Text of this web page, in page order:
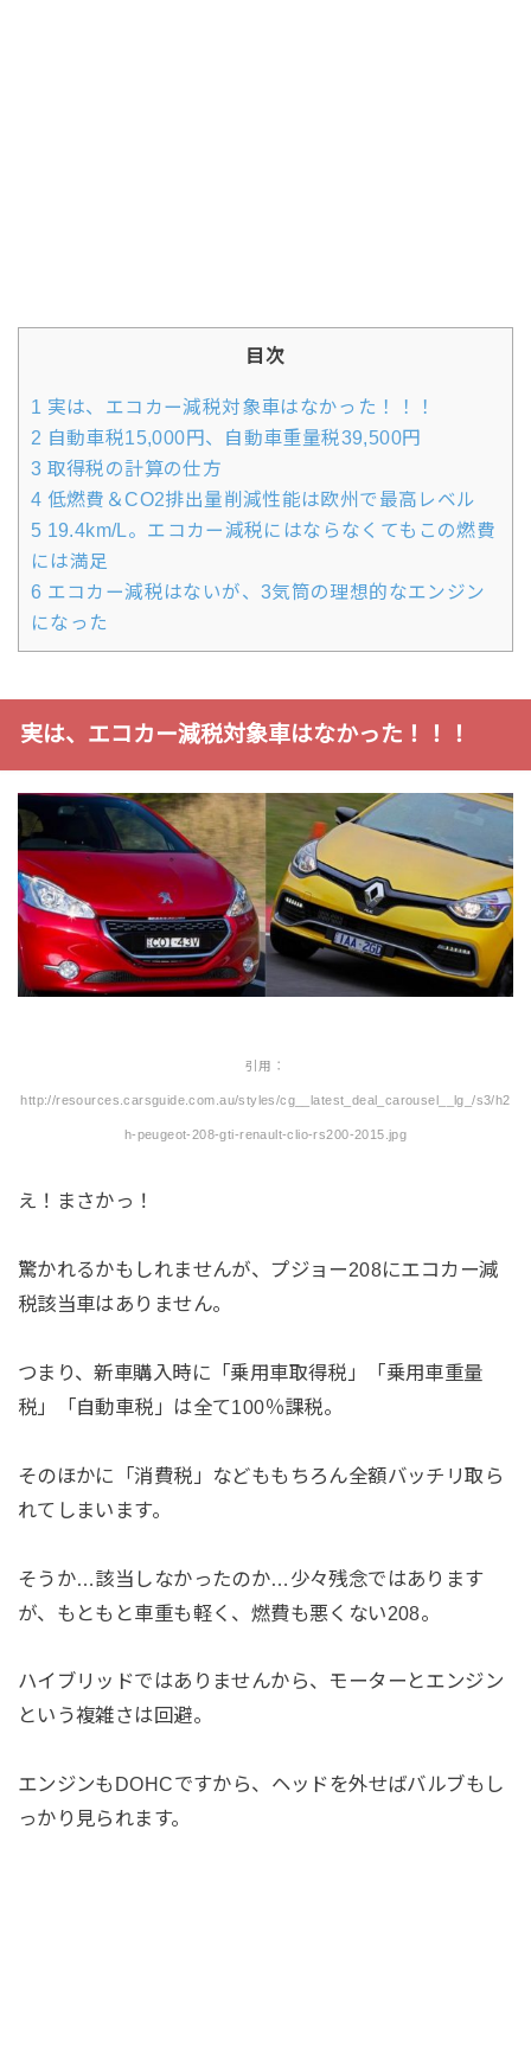
目次
1 実は、エコカー減税対象車はなかった！！！
2 自動車税15,000円、自動車重量税39,500円
3 取得税の計算の仕方
4 低燃費＆CO2排出量削減性能は欧州で最高レベル
5 19.4km/L。エコカー減税にはならなくてもこの燃費
には満足
6 エコカー減税はないが、3気筒の理想的なエンジン
になった
実は、エコカー減税対象車はなかった！！！
引用：
http://resources.carsguide.com.au/styles/cg__latest_deal_carousel__lg_/s3/h2
h-peugeot-208-gti-renault-clio-rs200-2015.jpg
え！まさかっ！
驚かれるかもしれませんが、プジョー208にエコカー減
税該当車はありません。
つまり、新車購入時に「乗用車取得税」「乗用車重量
税」「自動車税」は全て100％課税。
そのほかに「消費税」などももちろん全額バッチリ取ら
れてしまいます。
そうか…該当しなかったのか…少々残念ではあります
が、もともと車重も軽く、燃費も悪くない208。
ハイブリッドではありませんから、モーターとエンジン
という複雑さは回避。
エンジンもDOHCですから、ヘッドを外せばバルブもし
っかり見られます。